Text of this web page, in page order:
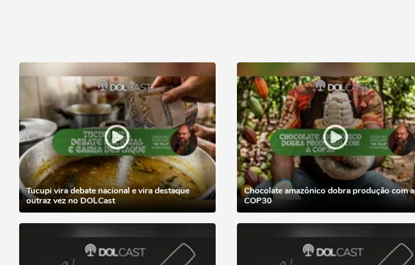
Tucupi vira debate nacional e vira destaque
outraz vez no DOLCast
Chocolate amazônico dobra produção com a
COP30